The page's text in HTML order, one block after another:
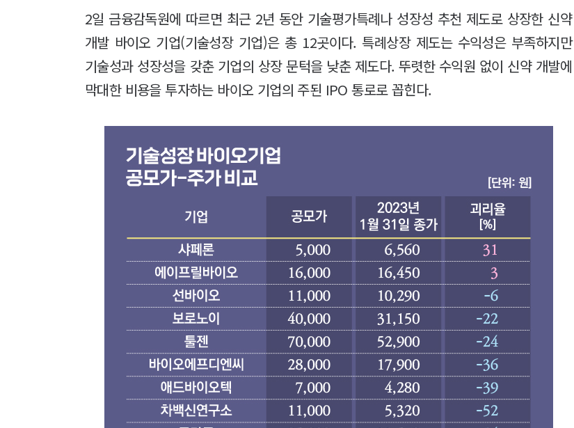
2일 금융감독원에 따르면 최근 2년 동안 기술평가특례나 성장성 추천 제도로 상장한 신약
개발 바이오 기업(기술성장 기업)은 총 12곳이다. 특례상장 제도는 수익성은 부족하지만
기술성과 성장성을 갖춘 기업의 상장 문턱을 낮춘 제도다. 뚜렷한 수익원 없이 신약 개발에
막대한 비용을 투자하는 바이오 기업의 주된 IPO 통로로 꼽힌다.